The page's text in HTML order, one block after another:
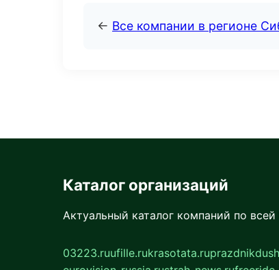
← Все компании в регионе
Каталог организаций
Актуальный каталог компаний по
03223.ruufille.rukrasotata.ru